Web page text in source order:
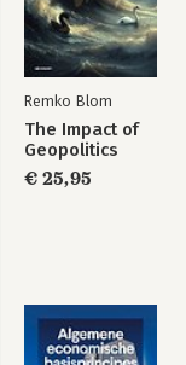
Waar haal je de
energie vandaan?
Bekijk alle boeken
Remko Blom
The Impact of
Geopolitics
€ 25,95